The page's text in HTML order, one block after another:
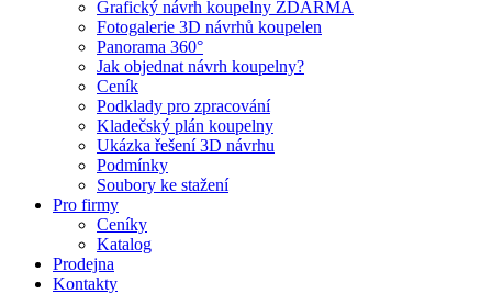
Grafický návrh koupelny ZDARMA
Fotogalerie 3D návrhů koupelen
Panorama 360°
Jak objednat návrh koupelny?
Ceník
Podklady pro zpracování
Kladečský plán koupelny
Ukázka řešení 3D návrhu
Podmínky
Soubory ke stažení
Pro firmy
Ceníky
Katalog
Prodejna
Kontakty